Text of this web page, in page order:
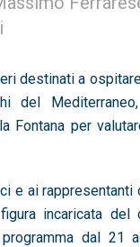
destinati a
del
Fontana per
e ai
incaricata
programma dal